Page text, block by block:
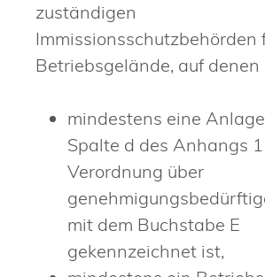
zuständigen
Immissionsschutzbehörden
Betriebsgelände, auf denen
mindestens eine
Spalte d des Anhangs
Verordnung über
mit dem Buchstabe E
gekennzeichnet ist,